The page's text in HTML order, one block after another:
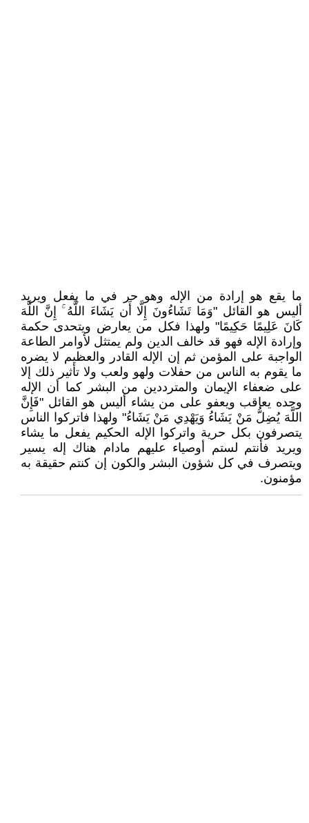
ما يقع هو إرادة من الإله وهو حر في ما يفعل ويريد
أليس هو القائل "وَمَا تَشَاءُونَ إِلَّا أَن يَشَاءَ اللَّهُ ۚ إِنَّ اللَّهَ
كَانَ عَلِيمًا حَكِيمًا" ولهذا فكل من يعارض ويتحدى حكمة
وإرادة الإله فهو قد خالف الدين ولم يمتثل لأوامر الطاعة
الواجبة على المؤمن ثم إن الإله القادر والعظيم لا يضره
ما يقوم به الناس من حفلات ولهو ولعب ولا تأثير ذلك إلا
على ضعفاء الإيمان والمترددين من البشر كما أن الإله
وحده يعاقب ويعفو على من يشاء أليس هو القائل "فَإِنَّ
اللَّهَ يُضِلُّ مَنْ يَشَاءُ وَيَهْدِي مَنْ يَشَاءُ" ولهذا فاتركوا الناس
يتصرفون بكل حرية واتركوا الإله الحكيم يفعل ما يشاء
ويريد فأنتم لستم أوصياء عليهم مادام هناك إله يسير
ويتصرف في كل شؤون البشر والكون إن كنتم حقيقة به
مؤمنون.